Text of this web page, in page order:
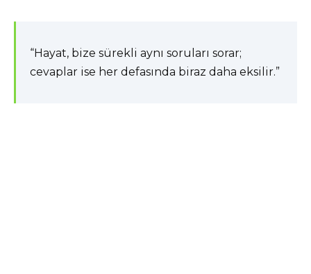
“Hayat, bize sürekli aynı soruları sorar;
cevaplar ise her defasında biraz daha eksilir.”